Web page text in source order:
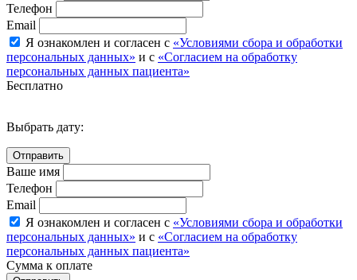
Телефон
Email
Я ознакомлен и согласен с «Условиями сбора и обработки
персональных данных» и с «Согласием на обработку
персональных данных пациента»
Бесплатно
Выбрать дату:
Ваше имя
Телефон
Email
Я ознакомлен и согласен с «Условиями сбора и обработки
персональных данных» и с «Согласием на обработку
персональных данных пациента»
Сумма к оплате